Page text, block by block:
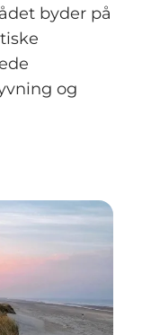
byder på
og